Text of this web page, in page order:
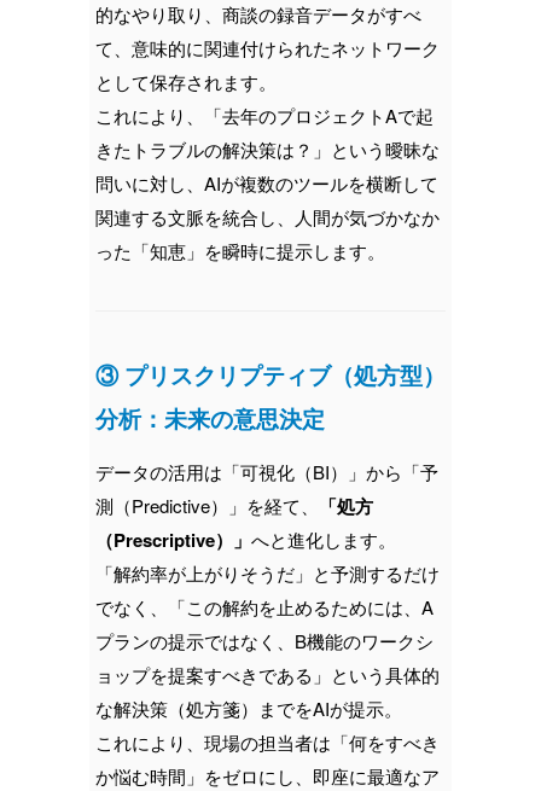
的なやり取り、商談の録音データがすべ
て、意味的に関連付けられたネットワーク
として保存されます。
これにより、「去年のプロジェクトAで起
きたトラブルの解決策は？」という曖昧な
問いに対し、AIが複数のツールを横断して
関連する文脈を統合し、人間が気づかなか
った「知恵」を瞬時に提示します。
③ プリスクリプティブ（処方型）
分析：未来の意思決定
データの活用は「可視化（BI）」から「予
測（Predictive）」を経て、
「処方
（Prescriptive）」 へと進化します。
「解約率が上がりそうだ」と予測するだけ
でなく、「この解約を止めるためには、A
プランの提示ではなく、B機能のワークシ
ョップを提案すべきである」という具体的
な解決策（処方箋）までをAIが提示。
これにより、現場の担当者は「何をすべき
か悩む時間」をゼロにし、即座に最適なア